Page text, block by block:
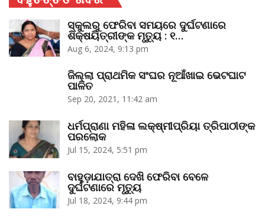
ସ୍କୁଲରୁ ଫେରିବା ସମୟରେ ଦୁର୍ଘଟଣାରେ
ଶିକ୍ଷୟିତ୍ରୀଙ୍କ ମୃତ୍ୟୁ : ୧…
Aug 6, 2024, 9:13 pm
ଜିଲ୍ଲା ପ୍ରାଥମିକ ସଂଘର ନୂଆଁଖାଇ ଭେଟଘାଟ
ପାଳିତ
Sep 20, 2021, 11:42 am
ଧର୍ମପ୍ରାଣା ମହିଳା ଲକ୍ଷ୍ମୀପ୍ରିୟା ତ୍ରିପାଠୀଙ୍କ
ପରଲୋକ
Jul 15, 2024, 5:51 pm
ବାହୁଡ଼ାଯାତ୍ରା ଦେଖି ଫେରିବା ବେଳେ
ଦୁର୍ଘଟଣାରେ ମୃତ୍ୟୁ
Jul 18, 2024, 9:44 pm